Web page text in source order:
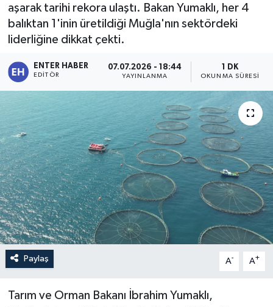
aşarak tarihi rekora ulaştı. Bakan Yumaklı, her 4
balıktan 1'inin üretildiği Muğla'nın sektördeki
liderliğine dikkat çekti.
ENTER HABER
EDITÖR
07.07.2026 - 18:44
YAYINLANMA
1 DK
OKUNMA SÜRESI
Paylaş A- A+
Tarım ve Orman Bakanı İbrahim Yumaklı,